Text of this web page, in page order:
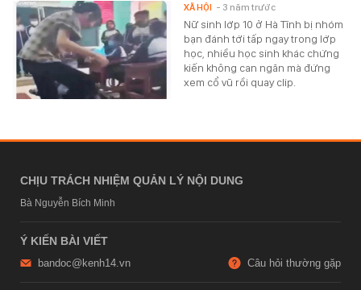
Nữ sinh lớp 10 ở Hà Tĩnh bị nhóm
bạn đánh tới tấp ngay trong lớp
học, nhiều học sinh khác chứng
kiến không can ngăn mà đứng
xem cổ vũ rồi quay clip.
XÃ HỘI - 3 năm trước
CHỊU TRÁCH NHIỆM QUẢN LÝ NỘI DUNG
Bà Nguyễn Bích Minh
Ý KIẾN BÀI VIẾT
bandoc@kenh14.vn Câu hỏi thường gặp